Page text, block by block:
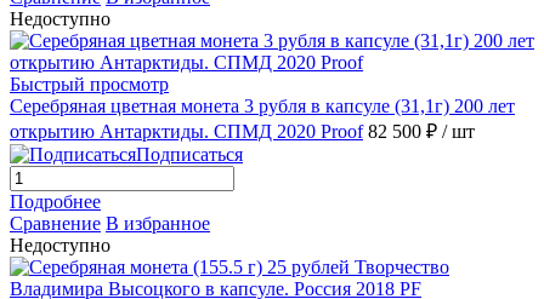
Недоступно
Быстрый просмотр
Серебряная цветная монета 3 рубля в капсуле (31,1г) 200 лет
открытию Антарктиды. СПМД 2020 Proof 82 500 ₽ / шт
Подписаться
Подробнее
Сравнение В избранное
Недоступно